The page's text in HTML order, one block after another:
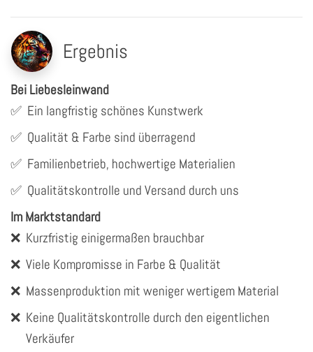
Ergebnis
Bei Liebesleinwand
✅ Ein langfristig schönes Kunstwerk
✅ Qualität & Farbe sind überragend
✅ Familienbetrieb, hochwertige Materialien
✅ Qualitätskontrolle und Versand durch uns
Im Marktstandard
❌ Kurzfristig einigermaßen brauchbar
❌ Viele Kompromisse in Farbe & Qualität
❌ Massenproduktion mit weniger wertigem Material
❌ Keine Qualitätskontrolle durch den eigentlichen
Verkäufer